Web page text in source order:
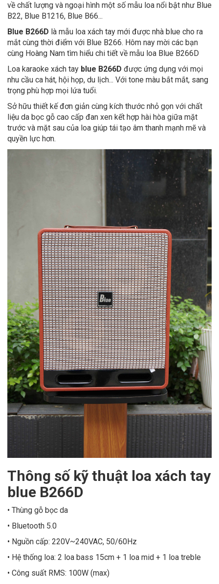
về chất lượng và ngoại hình một số mẫu loa nổi bật như Blue
B22, Blue B1216, Blue B66...
Blue B266D là mẫu loa xách tay mới được nhà blue cho ra
mắt cùng thời điểm với Blue B266. Hôm nay mời các bạn
cùng Hoàng Nam tìm hiểu chi tiết về mẫu loa Blue B266D
Loa karaoke xách tay blue B266D được ứng dụng với mọi
nhu cầu ca hát, hội họp, du lịch... Với tone màu bắt mắt, sang
trọng phù hợp mọi lứa tuổi.
Sở hữu thiết kế đơn giản cùng kích thước nhỏ gọn với chất
liệu da bọc gỗ cao cấp đan xen kết hợp hài hòa giữa mặt
trước và mặt sau của loa giúp tái tạo âm thanh mạnh mẽ và
quyền lực hơn.
Thông số kỹ thuật loa xách tay
blue B266D
• Thùng gỗ bọc da
• Bluetooth 5.0
• Nguồn cấp: 220V~240VAC, 50/60Hz
• Hệ thống loa: 2 loa bass 15cm + 1 loa mid + 1 loa treble
• Công suất RMS: 100W (max)